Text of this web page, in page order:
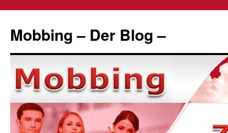
springen
Mobbing – Der Blog –